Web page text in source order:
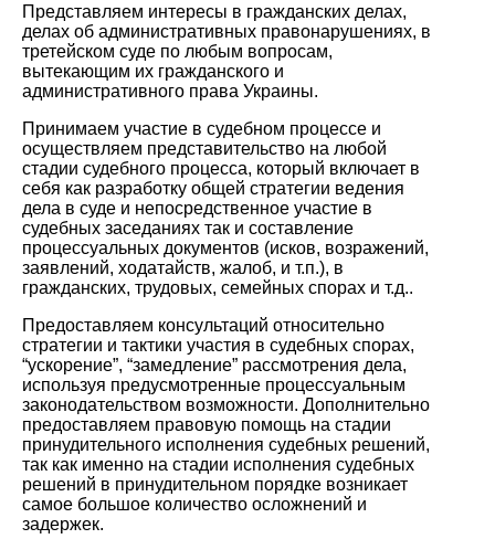
Представляем интересы в гражданских делах,
делах об административных правонарушениях, в
третейском суде по любым вопросам,
вытекающим их гражданского и
административного права Украины.
Принимаем участие в судебном процессе и
осуществляем представительство на любой
стадии судебного процесса, который включает в
себя как разработку общей стратегии ведения
дела в суде и непосредственное участие в
судебных заседаниях так и составление
процессуальных документов (исков, возражений,
заявлений, ходатайств, жалоб, и т.п.), в
гражданских, трудовых, семейных спорах и т.д..
Предоставляем консультаций относительно
стратегии и тактики участия в судебных спорах,
“ускорение”, “замедление” рассмотрения дела,
используя предусмотренные процессуальным
законодательством возможности. Дополнительно
предоставляем правовую помощь на стадии
принудительного исполнения судебных решений,
так как именно на стадии исполнения судебных
решений в принудительном порядке возникает
самое большое количество осложнений и
задержек.